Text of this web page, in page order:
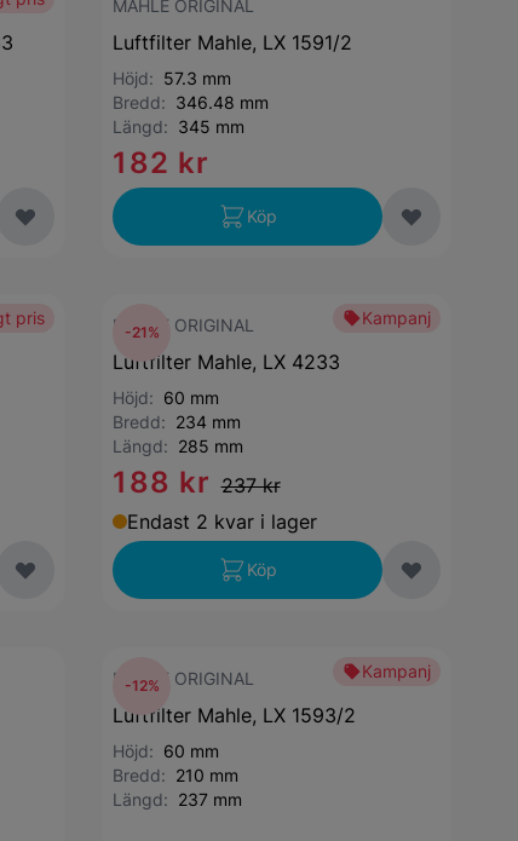
MAHLE ORIGINAL
Luftfilter Mahle, LX 1591/2
Höjd: 57.3 mm
Bredd: 346.48 mm
Längd: 345 mm
182 kr
Köp
pris Kampanj
MAHLE ORIGINAL
Luftfilter Mahle, LX 4233
Höjd: 60 mm
Bredd: 234 mm
Längd: 285 mm
188 kr 237 kr
-21%
Endast 2 kvar i lager
Köp
Kampanj
MAHLE ORIGINAL
Luftfilter Mahle, LX 1593/2
Höjd: 60 mm
Bredd: 210 mm
Längd: 237 mm
-12%